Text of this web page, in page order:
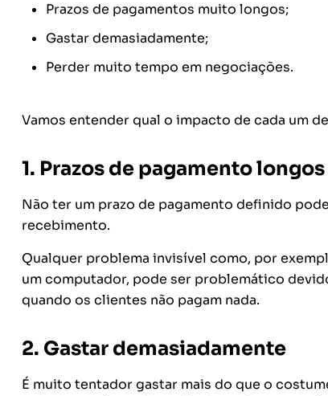
Prazos de pagamentos muito longos;
Gastar demasiadamente;
Perder muito tempo em negociações.
Vamos entender qual o impacto de cada um
1. Prazos de pagamento longos
Não ter um prazo de pagamento definido
recebimento.
Qualquer problema invisível como, por
um computador, pode ser problemático
quando os clientes não pagam nada.
2. Gastar demasiadamente
É muito tentador gastar mais do que o